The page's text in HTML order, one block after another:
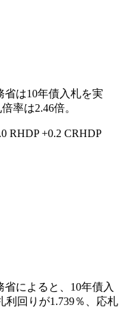
省は10年債入札を実
率は2.46倍。
RHDP +0.2 CRHDP
省によると、10年債入
利回りが1.739％、応札